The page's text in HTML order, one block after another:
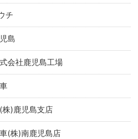
チ
島
会社鹿児島工場
)鹿児島支店
(株)南鹿児島店